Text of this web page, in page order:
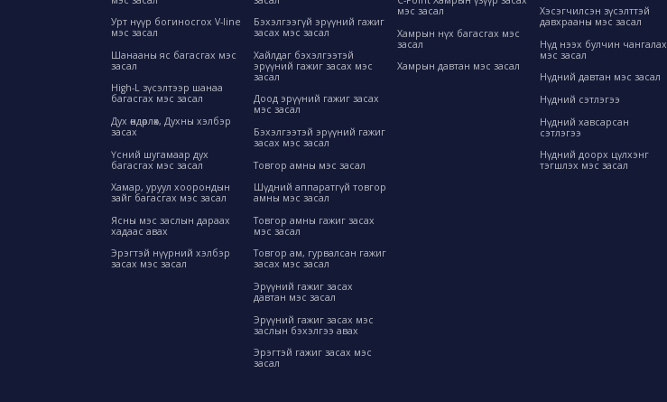
Урт нүүр богиносгох V-line
мэс засал
Шанааны яс багасгах мэс
засал
High-L зүсэлтээр шанаа
багасгах мэс засал
Дух өндөрлөх, Духны хэлбэр
засах
Үсний шугамаар дух
багасгах мэс засал
Хамар, уруул хоорондын
зайг багасгах мэс засал
Ясны мэс заслын дараах
хадаас авах
Эрэгтэй нүүрний хэлбэр
засах мэс засал
Бэхэлгээгүй эрүүний гажиг
засах мэс засал
Хайлдаг бэхэлгээтэй
эрүүний гажиг засах мэс
засал
Доод эрүүний гажиг засах
мэс засал
Бэхэлгээтэй эрүүний гажиг
засах мэс засал
Товгор амны мэс засал
Шүдний аппаратгүй товгор
амны мэс засал
Товгор амны гажиг засах
мэс засал
Товгор ам, гурвалсан гажиг
засах мэс засал
Эрүүний гажиг засах
давтан мэс засал
Эрүүний гажиг засах мэс
заслын бэхэлгээ авах
Эрэгтэй гажиг засах мэс
засал
мэс засал
Хамрын нүх багасгах мэс
засал
Хамрын давтан мэс засал
Хэсэгчилсэн зүсэлттэй
давхрааны мэс засал
Нүд нээх булчин чангалах
мэс засал
Нүдний давтан мэс засал
Нүдний сэтлэгээ
Нүдний хавсарсан
сэтлэгээ
Нүдний доорх цүлхэнг
тэгшлэх мэс засал